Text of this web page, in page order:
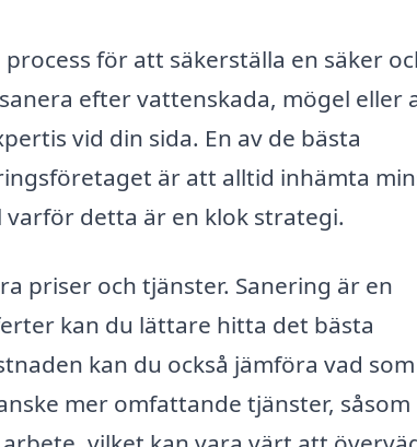
för att säkerställa en säker
efter vattenskada, mögel eller
vid din sida. En av de bästa
är att alltid inhämta
detta är en klok strategi.
priser och tjänster. Sanering är en
kan du lättare hitta det bästa
kan du också jämföra vad
mer omfattande tjänster, såsom